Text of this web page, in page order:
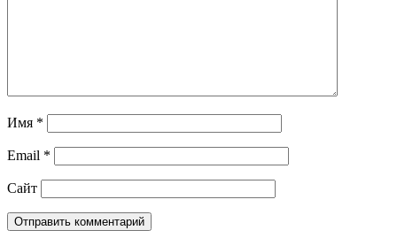
Имя *
Email *
Сайт